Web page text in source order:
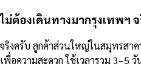
ไม่ต้องเดินทางมากรุงเทพฯ
จริงครับ ลูกค้าส่วนใหญ่ในสมุทรสา
เพื่อความสะดวก ใช้เวลารวม 3–5 วั